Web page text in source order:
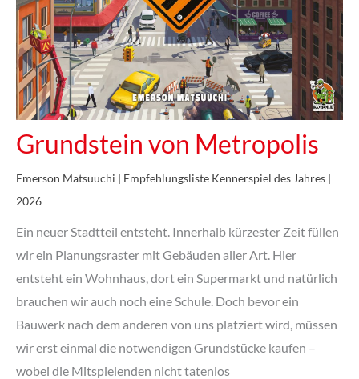
Grundstein von Metropolis
Emerson Matsuuchi | Empfehlungsliste Kennerspiel des Jahres |
2026
Ein neuer Stadtteil entsteht. Innerhalb kürzester Zeit füllen
wir ein Planungsraster mit Gebäuden aller Art. Hier
entsteht ein Wohnhaus, dort ein Supermarkt und natürlich
brauchen wir auch noch eine Schule. Doch bevor ein
Bauwerk nach dem anderen von uns platziert wird, müssen
wir erst einmal die notwendigen Grundstücke kaufen –
wobei die Mitspielenden nicht tatenlos